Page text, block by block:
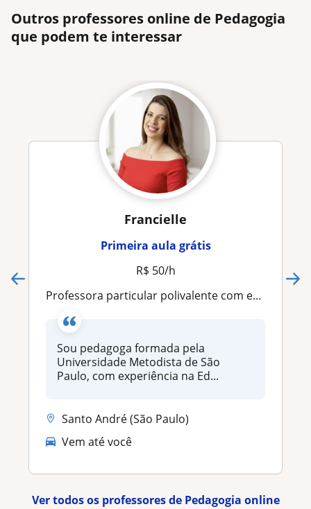
Outros professores online de Pedagogia
que podem te interessar
Francielle
Primeira aula grátis
R$ 50/h
Professora particular polivalente com experiência em aulas presenciais e on-line
Sou pedagoga formada pela
Universidade Metodista de São
Paulo, com experiência na Ed...
Santo André (São Paulo)
Vem até você
Ver todos os professores de Pedagogia online